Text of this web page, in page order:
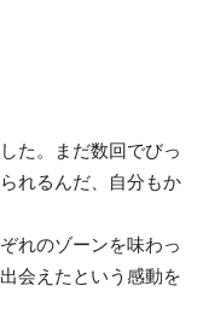
た。まだ数回でびっ
れるんだ、自分もか
れのゾーンを味わっ
会えたという感動を